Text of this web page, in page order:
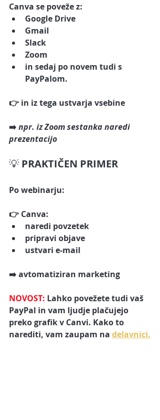
Canva se poveže z:
Google Drive
Gmail
Slack
Zoom
in sedaj po novem tudi s
PayPalom.
👉 in iz tega ustvarja vsebine
➡️ npr. iz Zoom sestanka naredi
prezentacijo
💡 PRAKTIČEN PRIMER
Po webinarju:
👉 Canva:
naredi povzetek
pripravi objave
ustvari e-mail
➡️ avtomatiziran marketing
NOVOST: Lahko povežete tudi vaš
PayPal in vam ljudje plačujejo
preko grafik v Canvi. Kako to
narediti, vam zaupam na delavnici.